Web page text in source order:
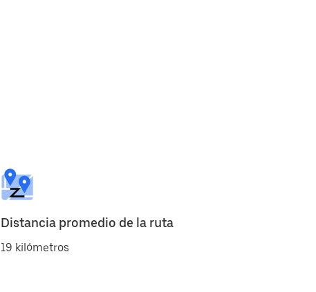
Distancia promedio de la ruta
19 kilómetros